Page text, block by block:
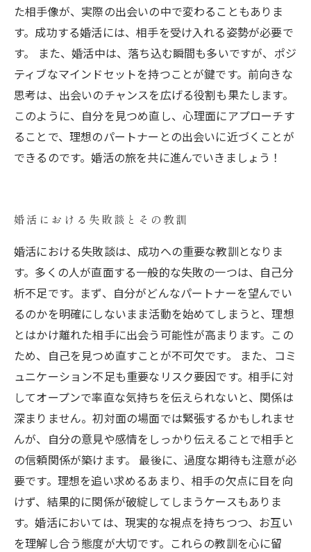
た相手像が、実際の出会いの中で変わることもありま
す。成功する婚活には、相手を受け入れる姿勢が必要で
す。 また、婚活中は、落ち込む瞬間も多いですが、ポジ
ティブなマインドセットを持つことが鍵です。前向きな
思考は、出会いのチャンスを広げる役割も果たします。
このように、自分を見つめ直し、心理面にアプローチす
ることで、理想のパートナーとの出会いに近づくことが
できるのです。婚活の旅を共に進んでいきましょう！
婚活における失敗談とその教訓
婚活における失敗談は、成功への重要な教訓となりま
す。多くの人が直面する一般的な失敗の一つは、自己分
析不足です。まず、自分がどんなパートナーを望んでい
るのかを明確にしないまま活動を始めてしまうと、理想
とはかけ離れた相手に出会う可能性が高まります。この
ため、自己を見つめ直すことが不可欠です。 また、コミ
ュニケーション不足も重要なリスク要因です。相手に対
してオープンで率直な気持ちを伝えられないと、関係は
深まりません。初対面の場面では緊張するかもしれませ
んが、自分の意見や感情をしっかり伝えることで相手と
の信頼関係が築けます。 最後に、過度な期待も注意が必
要です。理想を追い求めるあまり、相手の欠点に目を向
けず、結果的に関係が破綻してしまうケースもありま
す。婚活においては、現実的な視点を持ちつつ、お互い
を理解し合う態度が大切です。これらの教訓を心に留